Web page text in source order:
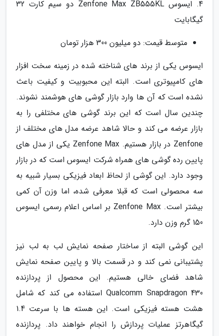
4. ایسوس Zenfone Max ZB555KL دو سیم کارت 32
گیگابایت
متوسط قیمت: دو میلیون 300 هزار تومان
ایسوس یکی از برند های شناخته شده در زمینه سخت افزار
های کامپیوتری است. البته این محبوبیت و کیفیت باعث
نشده است که آن ها وارد بازار گوشی های هوشمند نشوند.
چندین سال است که این برند گوشی های مختلفی را به
بازار عرضه می کند و حالا شاهد عرضه مدل های مختلف از
Zenfone در بازار هستیم. Zenfone Max یکی از مدل های
پایین رده گوشی های همراه شرکت ایسوس است که در بازار
وجود دارد. این گوشی از لحاظ ابعاد فیزیکی بسیار شبیه به
سه محصولی است که قبلا معرفی شده، اما وزن آن کمی
بیشتر است. Zenfone Max بر اساس اعلام رسمی ایسوس
150 گرم وزن دارد.
این گوشی البته از ساختار صفحه نمایش لب به لب نیز
پشتیبانی نمی کند و در قسمت بالا و پایین صفحه نمایش
شاهد فضای خالی هستیم. این محصول از پردازنده
Qualcomm Snapdragon 430 استفاده می کند که شامل
هشت هسته فیزیکی است. این هسته ها با سرعت 1.4
گیگاهرتز عملیات پردازش را انجام خواهند داد. پردازنده